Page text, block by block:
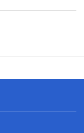
ンドウを開きます